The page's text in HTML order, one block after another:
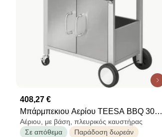
408,27 €
Μπάρμπεκιου Αερίου TEESA BBQ 3001
Master Gas με 3 καυστήρες
Αέριου, με βάση, πλευρικός καυστήρας
Σε απόθεμα
Παράδοση δωρεάν